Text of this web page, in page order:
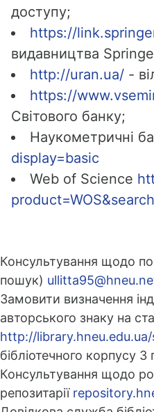
доступу;
https://
видавництва
http://uran.ua/ -
https://
Світового банку;
Наукометричні
display=basic
Web of Science
Консультування щодо
пошук)
Замовити визначення
авторського знаку на
http://
бібліотечного корпусу
Консультування щодо
репозитарії